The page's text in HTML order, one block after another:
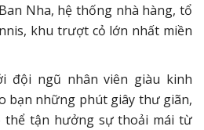
Nha, hệ thống nhà hàng, tổ
khu trượt cỏ lớn nhất miền
đội ngũ nhân viên giàu kinh
bạn những phút giây thư giãn,
thể tận hưởng sự thoải mái từ